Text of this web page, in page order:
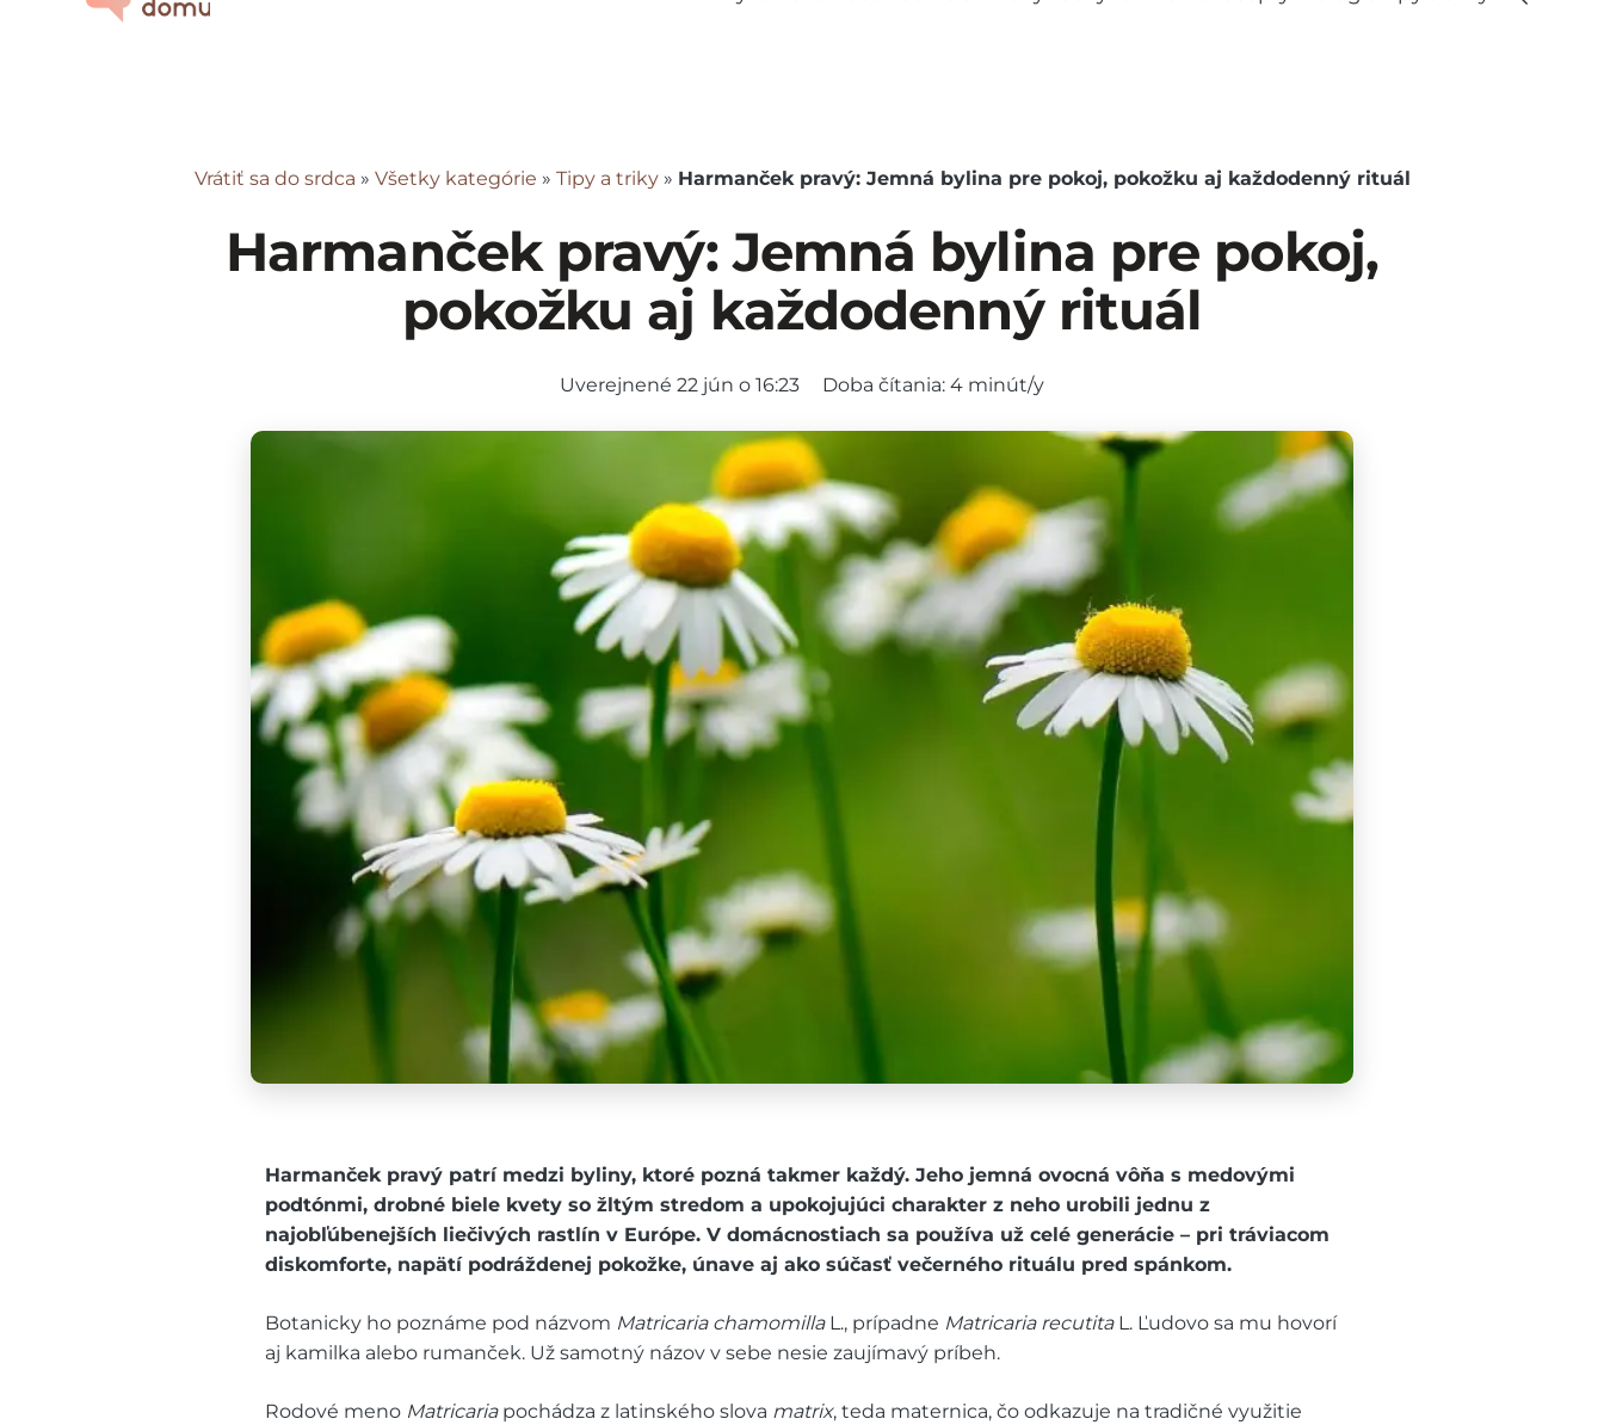
Vrátiť sa do srdca » Všetky kategórie » Tipy a triky» Harmanček pravý: Jemná bylina pre pokoj, pokožku aj každodenný rituál
Harmanček pravý: Jemná bylina pre pokoj,
pokožku aj každodenný rituál
Uverejnené 22 jún o 16:23 Doba čítania: 4 minút/y
Harmanček pravý patrí medzi byliny, ktoré pozná takmer každý. Jeho jemná ovocná vôňa s medovými
podtónmi, drobné biele kvety so žltým stredom a upokojujúci charakter z neho urobili jednu z
najobľúbenejších liečivých rastlín v Európe. V domácnostiach sa používa už celé generácie – pri tráviacom
diskomforte, napätí podráždenej pokožke, únave aj ako súčasť večerného rituálu pred spánkom.
Botanicky ho poznáme pod názvom Matricaria chamomillaL., prípadne Matricaria recutitaL. Ľudovo sa mu hovorí
aj kamilka alebo rumanček. Už samotný názov v sebe nesie zaujímavý príbeh.
Rodové meno Matricariapochádza z latinského slova matrix, teda maternica, čo odkazuje na tradičné využitie